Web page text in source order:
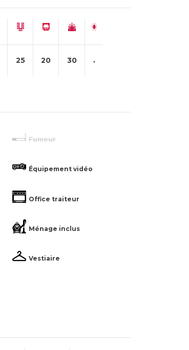
25 20 30
Fumeur
Équipement vidéo
Office traiteur
Ménage inclus
Vestiaire